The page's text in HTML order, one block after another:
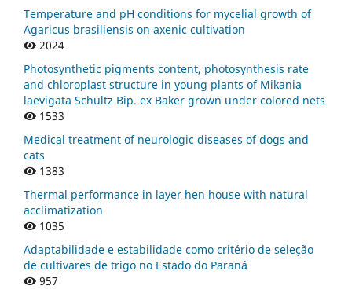
Temperature and pH conditions for mycelial growth of
Agaricus brasiliensis on axenic cultivation
2024
Photosynthetic pigments content, photosynthesis rate
and chloroplast structure in young plants of Mikania
laevigata Schultz Bip. ex Baker grown under colored nets
1533
Medical treatment of neurologic diseases of dogs and
cats
1383
Thermal performance in layer hen house with natural
acclimatization
1035
Adaptabilidade e estabilidade como critério de seleção
de cultivares de trigo no Estado do Paraná
957